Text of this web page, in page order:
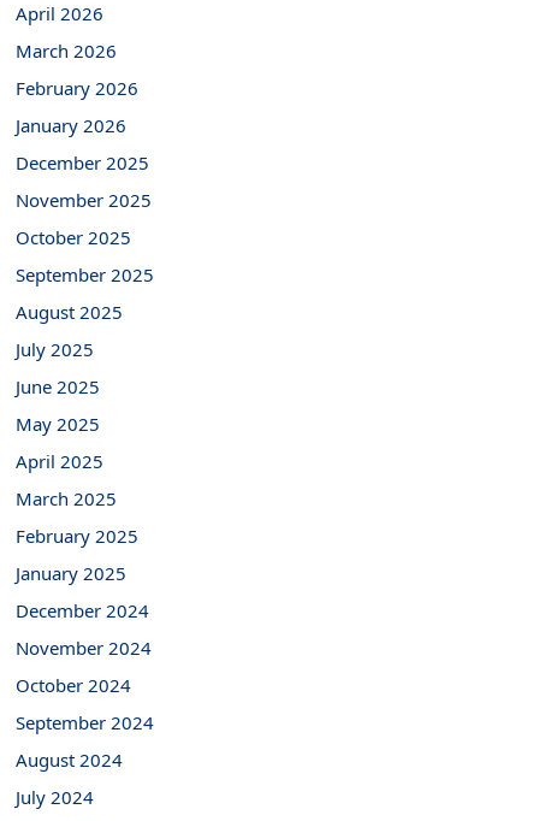
April 2026
March 2026
February 2026
January 2026
December 2025
November 2025
October 2025
September 2025
August 2025
July 2025
June 2025
May 2025
April 2025
March 2025
February 2025
January 2025
December 2024
November 2024
October 2024
September 2024
August 2024
July 2024